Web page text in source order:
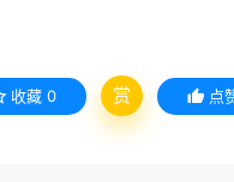
收藏 0 赏 点